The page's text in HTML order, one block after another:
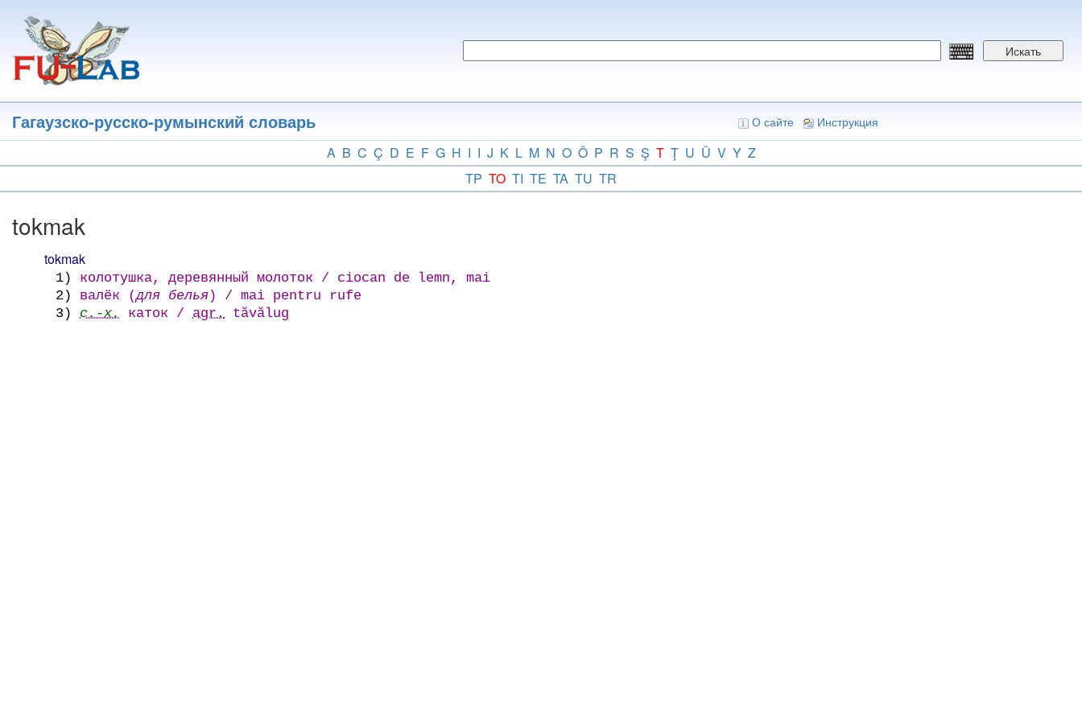
основному
содержанию
Искать
Гагаузско-русско-румынский словарь О сайте Инструкция
A B C Ç D E F G H I I J K L M N O Ö P R S Ş T Ţ U Ü V Y Z
TP TO TI TE TA TU TR
tokmak
tokmak
1)
колотушка, деревянный молоток / ciocan de lemn, mai
2)
валёк (для белья) / mai pentru rufe
3)
с.-х. каток / agr. tăvălug